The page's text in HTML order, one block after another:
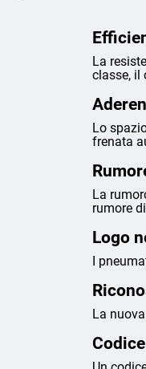
La
classe, il
Lo
frenata
La
rumore
Logo
I
La